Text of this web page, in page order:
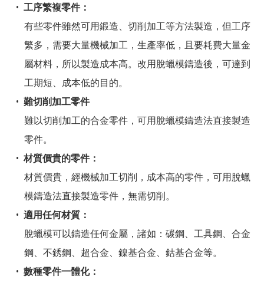
工序繁複零件：
有些零件雖然可用鍛造、切削加工等方法製造，但工序
繁多，需要大量機械加工，生產率低，且要耗費大量金
屬材料，所以製造成本高。改用脫蠟模鑄造後，可達到
工期短、成本低的目的。
難切削加工零件
難以切削加工的合金零件，可用脫蠟模鑄造法直接製造
零件。
材質價貴的零件：
材質價貴，經機械加工切削，成本高的零件，可用脫蠟
模鑄造法直接製造零件，無需切削。
適用任何材質：
脫蠟模可以鑄造任何金屬，諸如：碳鋼、工具鋼、合金
鋼、不銹鋼、超合金、鎳基合金、鈷基合金等。
數種零件一體化：